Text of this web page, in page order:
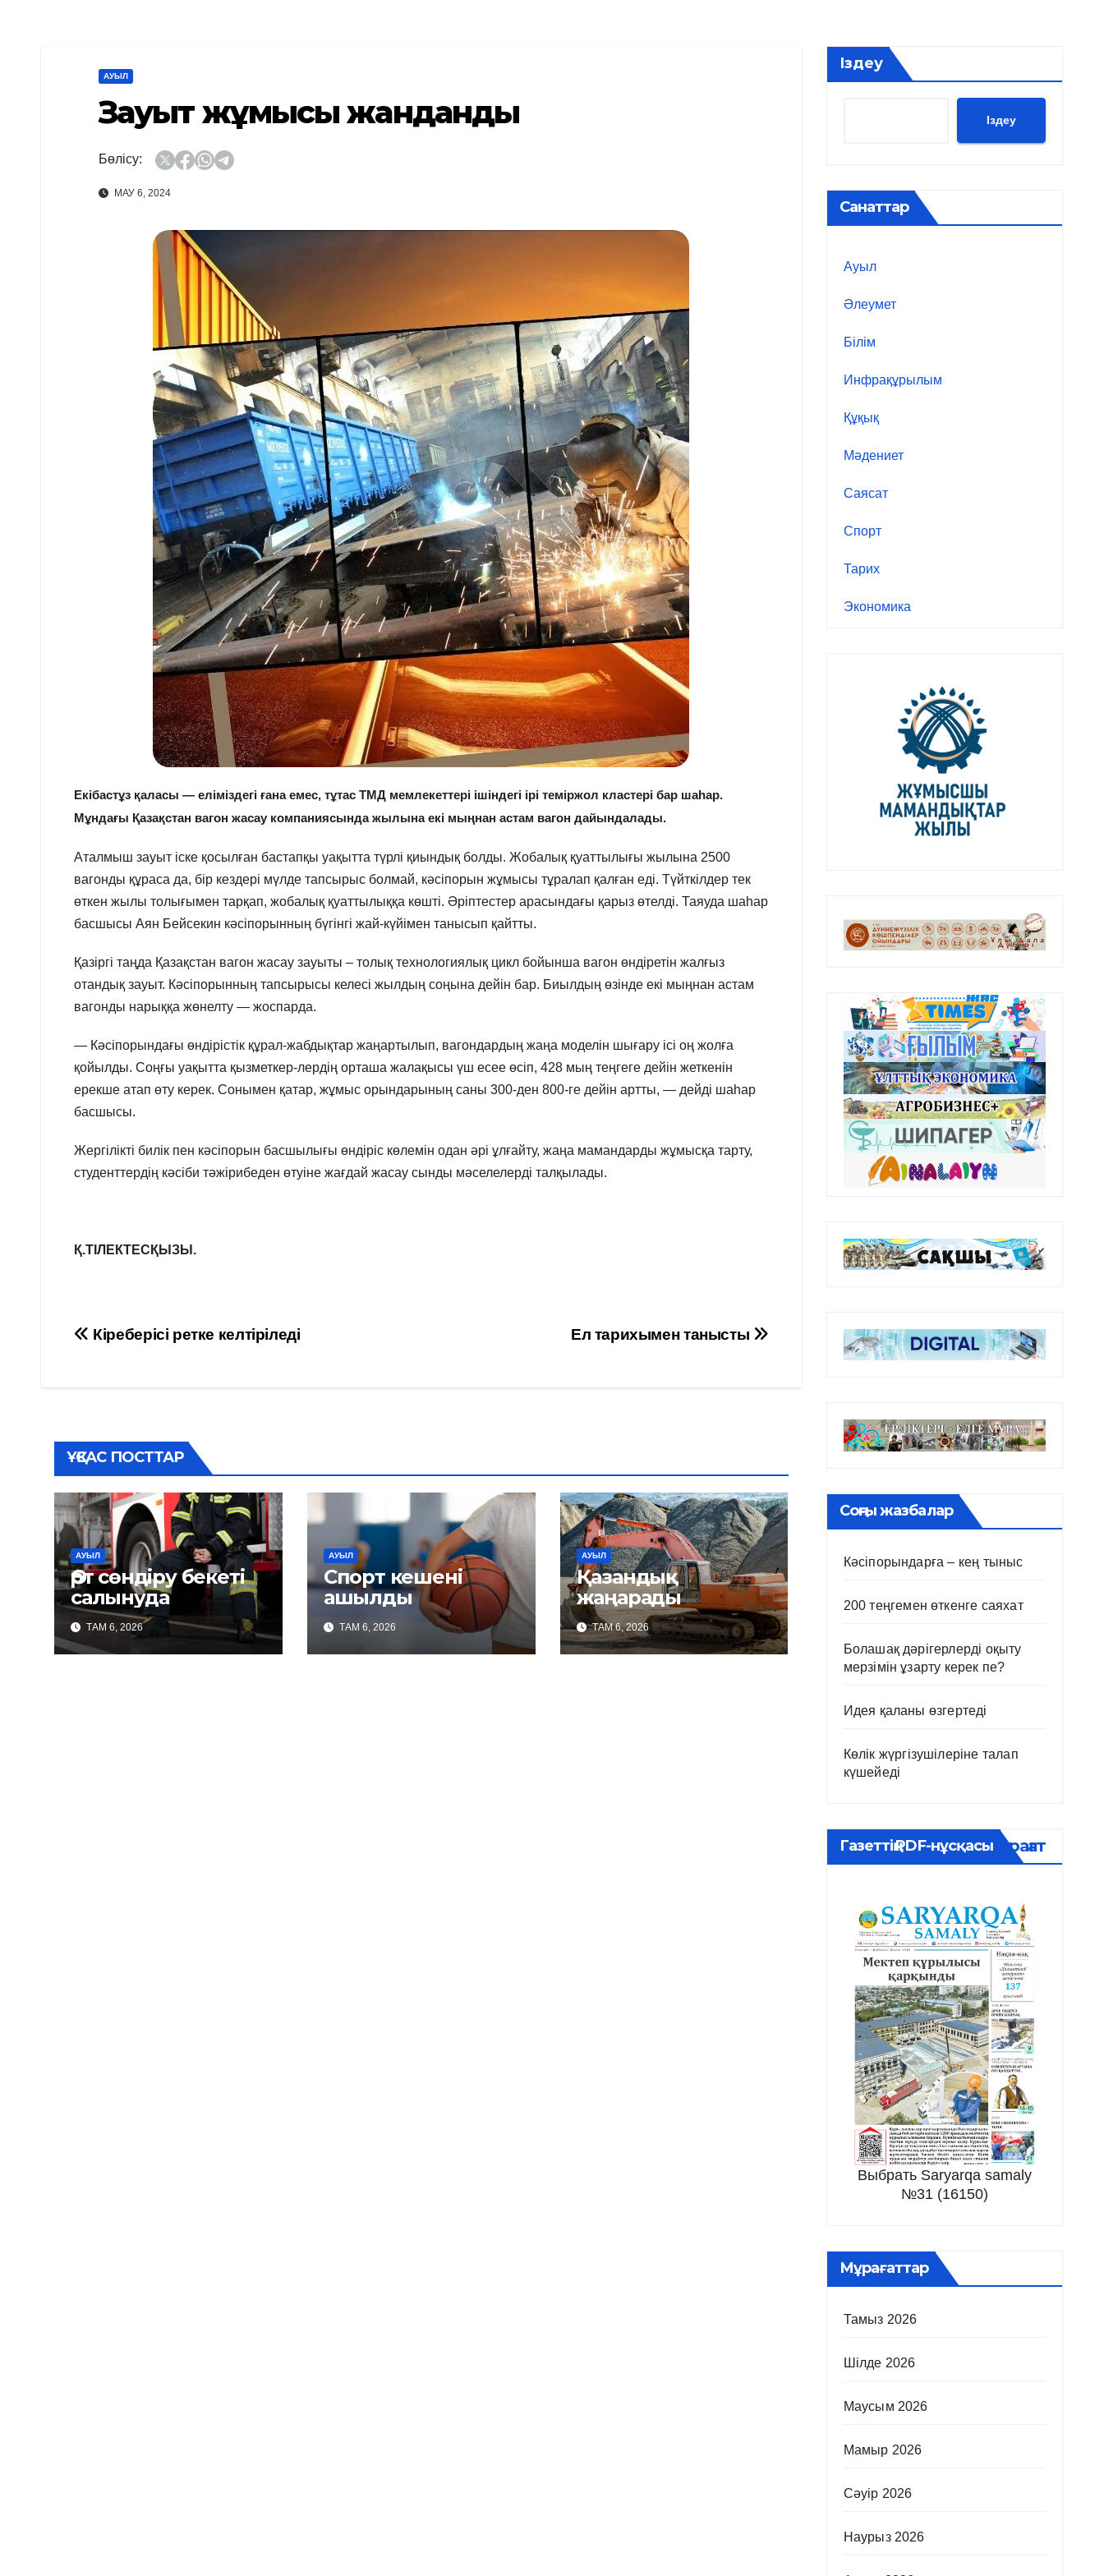
АУЫЛ
Зауыт жұмысы жанданды
Бөлісу:
МАУ 6, 2024
Екібастұз қаласы — еліміздегі ғана емес, тұтас ТМД мемлекеттері ішіндегі ірі теміржол кластері бар шаһар.
Мұндағы Қазақстан вагон жасау компаниясында жылына екі мыңнан астам вагон дайындалады.
Аталмыш зауыт іске қосылған бастапқы уақытта түрлі қиындық болды. Жобалық қуаттылығы жылына 2500
вагонды құраса да, бір кездері мүлде тапсырыс болмай, кәсіпорын жұмысы тұралап қалған еді. Түйткілдер тек
өткен жылы толығымен тарқап, жобалық қуаттылыққа көшті. Әріптестер арасындағы қарыз өтелді. Таяуда шаһар
басшысы Аян Бейсекин кәсіпорынның бүгінгі жай-күйімен танысып қайтты.
Қазіргі таңда Қазақстан вагон жасау зауыты – толық технологиялық цикл бойынша вагон өндіретін жалғыз
отандық зауыт. Кәсіпорынның тапсырысы келесі жылдың соңына дейін бар. Биылдың өзінде екі мыңнан астам
вагонды нарыққа жөнелту — жоспарда.
— Кәсіпорындағы өндірістік құрал-жабдықтар жаңартылып, вагондардың жаңа моделін шығару ісі оң жолға
қойылды. Соңғы уақытта қызметкер-лердің орташа жалақысы үш есее өсіп, 428 мың теңгеге дейін жеткенін
ерекше атап өту керек. Сонымен қатар, жұмыс орындарының саны 300-ден 800-ге дейін артты, — дейді шаһар
басшысы.
Жергілікті билік пен кәсіпорын басшылығы өндіріс көлемін одан әрі ұлғайту, жаңа мамандарды жұмысқа тарту,
студенттердің кәсіби тәжірибеден өтуіне жағдай жасау сынды мәселелерді талқылады.
Қ.ТІЛЕКТЕСҚЫЗЫ.
Навигация
Ел тарихымен танысты
Кіреберісі ретке келтіріледі
ҰҚСАС ПОСТТАР
АУЫЛ
Өрт сөндіру бекеті
салынуда
ТАМ 6, 2026
АУЫЛ
Спорт кешені
ашылды
ТАМ 6, 2026
АУЫЛ
Қазандық
жаңарады
ТАМ 6, 2026
Іздеу
Іздеу
Санаттар
Ауыл
Әлеумет
Білім
Инфрақұрылым
Құқық
Мәдениет
Саясат
Спорт
Тарих
Экономика
Соңғы жазбалар
Кәсіпорындарға – кең тыныс
200 теңгемен өткенге саяхат
Болашақ дәрігерлерді оқыту
мерзімін ұзарту керек пе?
Идея қаланы өзгертеді
Көлік жүргізушілеріне талап
күшейеді
Газеттің PDF-нұсқасыМұрағат
Выбрать Saryarqa samaly
№31 (16150)
Мұрағаттар
Тамыз 2026
Шілде 2026
Маусым 2026
Мамыр 2026
Сәуір 2026
Наурыз 2026